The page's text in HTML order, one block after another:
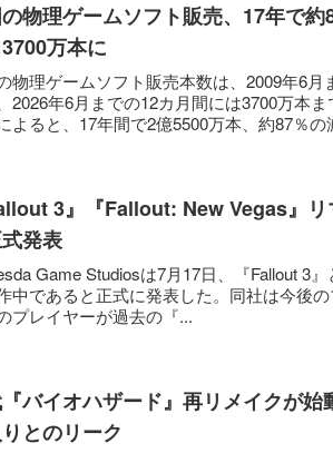
物理ゲームソフト販売、17年で
万本に
物理ゲームソフト販売本数は、2009年6
2026年6月までの12カ月間には3700万本
よると、17年間で2億5500万本、約87％の
3』『Fallout: New Vegas』
発表
Game Studiosは7月17日、『Fallout 3
中であると正式に発表した。同社は今後
プレイヤーが過去の『...
バイオハザード』再リメイクが
とのリーク